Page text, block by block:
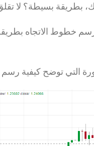
بسيطة؟ لا
خطوط الاتجاه
التي توضح كيفية